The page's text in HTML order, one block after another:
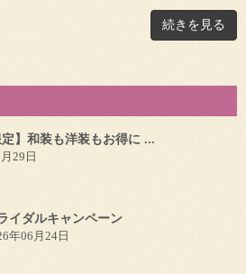
続きを見る
定】和装も洋装もお得に ...
29日
イダルキャンペーン
年06月24日